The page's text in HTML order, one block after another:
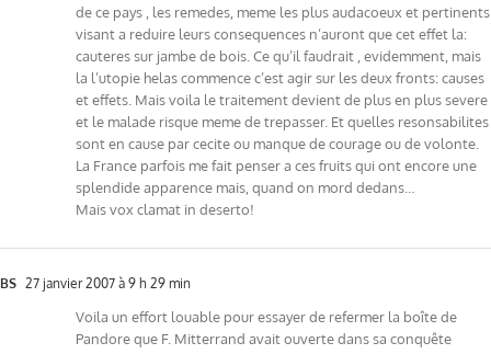
de ce pays , les remedes, meme les plus audacoeux et pertinents
visant a reduire leurs consequences n’auront que cet effet la:
cauteres sur jambe de bois. Ce qu’il faudrait , evidemment, mais
la l’utopie helas commence c’est agir sur les deux fronts: causes
et effets. Mais voila le traitement devient de plus en plus severe
et le malade risque meme de trepasser. Et quelles resonsabilites
sont en cause par cecite ou manque de courage ou de volonte.
La France parfois me fait penser a ces fruits qui ont encore une
splendide apparence mais, quand on mord dedans…
Mais vox clamat in deserto!
BS 27 janvier 2007 à 9 h 29 min
Voila un effort louable pour essayer de refermer la boîte de
Pandore que F. Mitterrand avait ouverte dans sa conquête